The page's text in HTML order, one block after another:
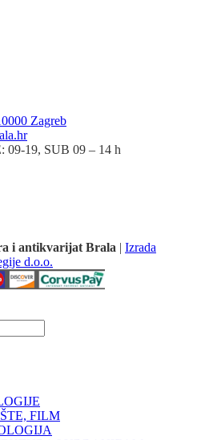
Zagreb
19, SUB 09 – 14 h
i antikvarijat Brala | Izrada
d.o.o.
FILM